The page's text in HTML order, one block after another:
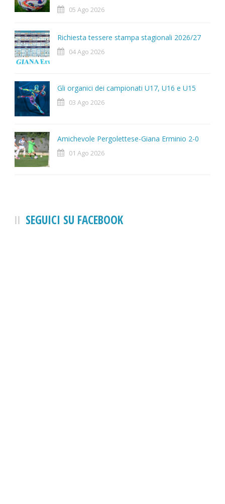
05 Ago 2026
Richiesta tessere stampa stagionali 2026/27
04 Ago 2026
Gli organici dei campionati U17, U16 e U15
03 Ago 2026
Amichevole Pergolettese-Giana Erminio 2-0
01 Ago 2026
SEGUICI SU FACEBOOK